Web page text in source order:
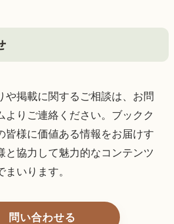
や掲載に関するご相談は、お問
よりご連絡ください。ブックク
皆様に価値ある情報をお届けす
と協力して魅力的なコンテンツ
いります。
問い合わせる